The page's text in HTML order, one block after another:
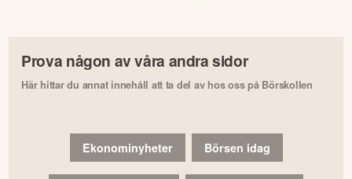
Prova någon av våra andra sidor
Här hittar du annat innehåll att ta del av hos oss på Börskollen
Ekonominyheter Börsen idag